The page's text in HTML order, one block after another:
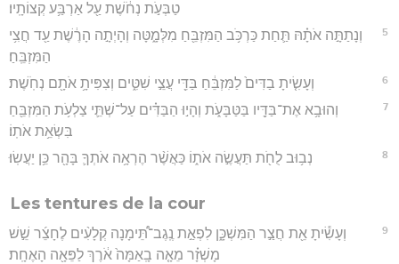
טַבְּעֹ֣ת נְחֹ֔שֶׁת עַ֖ל אַרְבַּ֥ע קְצוֹתָֽיו׃
5
וְנָתַתָּ֣ה אֹתָ֗הּ תַּ֛חַת כַּרְכֹּ֥ב הַמִּזְבֵּ֖חַ מִלְּמָ֑טָּה וְהָיְתָ֣ה הָרֶ֔שֶׁת עַ֖ד חֲצִ֥י
הַמִּזְבֵּֽחַ׃
6 וְעָשִׂ֤יתָ בַדִּים֙ לַמִּזְבֵּ֔חַ בַּדֵּ֖י עֲצֵ֣י שִׁטִּ֑ים וְצִפִּיתָ֥ אֹתָ֖ם נְחֹֽשֶׁת׃
7
וְהוּבָ֥א אֶת־בַּדָּ֖יו בַּטַּבָּעֹ֑ת וְהָי֣וּ הַבַּדִּ֗ים עַל־שְׁתֵּ֛י צַלְעֹ֥ת הַמִּזְבֵּ֖חַ
בִּשְׂאֵ֥ת אֹתֽוֹ׃
8 נְב֥וּב לֻחֹ֖ת תַּעֲשֶׂ֣ה אֹת֑וֹ כַּאֲשֶׁ֨ר הֶרְאָ֥ה אֹתְךָ֛ בָּהָ֖ר כֵּ֥ן יַעֲשֽׂוּ׃
Les tentures de la cour
9
וְעָשִׂ֕יתָ אֵ֖ת חֲצַ֣ר הַמִּשְׁכָּ֑ן לִפְאַ֣ת נֶֽגֶב־תֵּ֠ימָנָה קְלָעִ֨ים לֶחָצֵ֜ר שֵׁ֣שׁ
מָשְׁזָ֗ר מֵאָ֤ה בָֽאַמָּה֙ אֹ֔רֶךְ לַפֵּאָ֖ה הָאֶחָֽת׃